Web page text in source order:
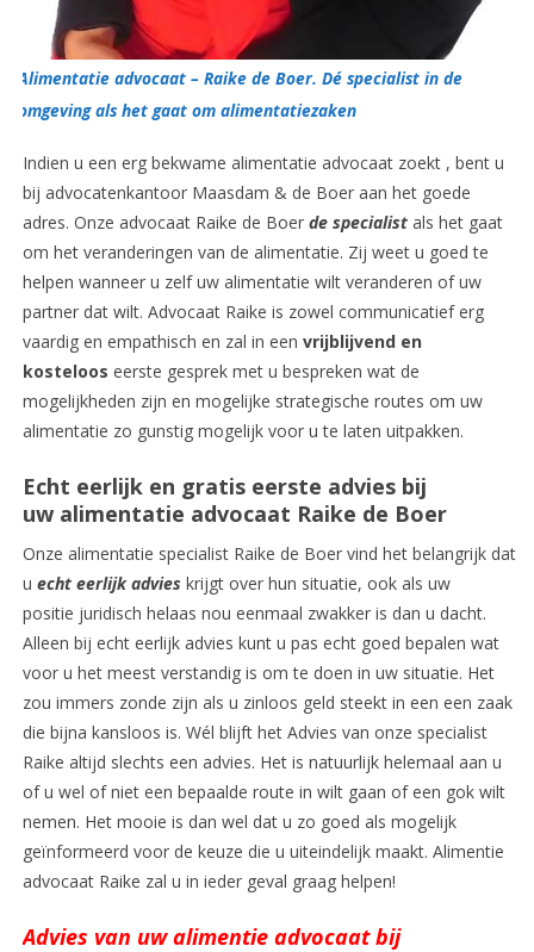
Alimentatie advocaat – Raike de Boer. Dé specialist in de
omgeving als het gaat om alimentatiezaken
Indien u een erg bekwame alimentatie advocaat zoekt , bent u
bij advocatenkantoor Maasdam & de Boer aan het goede
adres. Onze advocaat Raike de Boerde specialist als het gaat
om het veranderingen van de alimentatie. Zij weet u goed te
helpen wanneer u zelf uw alimentatie wilt veranderen of uw
partner dat wilt. Advocaat Raike is zowel communicatief erg
vaardig en empathisch en zal in een vrijblijvend en
kosteloos eerste gesprek met u bespreken wat de
mogelijkheden zijn en mogelijke strategische routes om uw
alimentatie zo gunstig mogelijk voor u te laten uitpakken.
Echt eerlijk en gratis eerste advies bij
uw alimentatie advocaat Raike de Boer
Onze alimentatie specialist Raike de Boer vind het belangrijk dat
u echt eerlijk advies krijgt over hun situatie, ook als uw
positie juridisch helaas nou eenmaal zwakker is dan u dacht.
Alleen bij echt eerlijk advies kunt u pas echt goed bepalen wat
voor u het meest verstandig is om te doen in uw situatie. Het
zou immers zonde zijn als u zinloos geld steekt in een een zaak
die bijna kansloos is. Wél blijft het Advies van onze specialist
Raike altijd slechts een advies. Het is natuurlijk helemaal aan u
of u wel of niet een bepaalde route in wilt gaan of een gok wilt
nemen. Het mooie is dan wel dat u zo goed als mogelijk
geïnformeerd voor de keuze die u uiteindelijk maakt. Alimentie
advocaat Raike zal u in ieder geval graag helpen!
Advies van uw alimentie advocaat bij